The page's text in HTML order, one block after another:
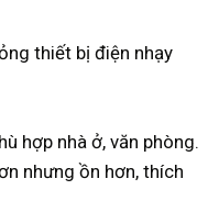
thiết bị điện nhạy
hợp nhà ở, văn phòng.
nhưng ồn hơn, thích